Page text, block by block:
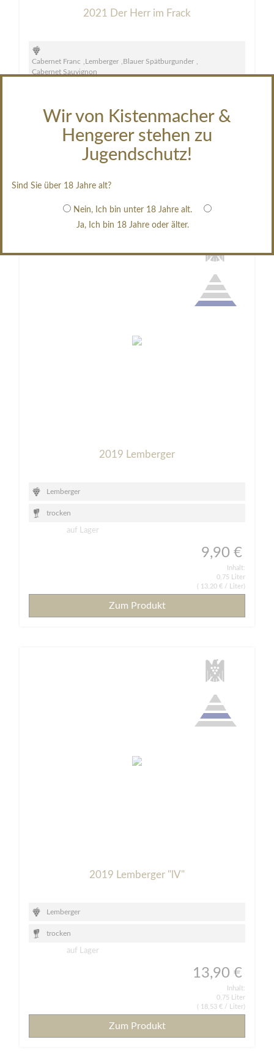
Wir von Kistenmacher &
Hengerer stehen zu
Jugendschutz!
Sind Sie über 18 Jahre alt?
Nein, Ich bin unter 18 Jahre alt.
Ja, Ich bin 18 Jahre oder älter.
2021 Der Herr im Frack
Cabernet Franc Lemberger Blauer Spätburgunder
Cabernet Sauvignon
9,90 €
Zum Produkt
2019 Lemberger
Lemberger
trocken
auf Lager
9,90 €
Inhalt:
0,75 Liter
13,20 € / Liter)
Zum Produkt
2019 Lemberger "lV"
Lemberger
trocken
auf Lager
13,90 €
Inhalt:
0,75 Liter
18,53 € / Liter)
Zum Produkt